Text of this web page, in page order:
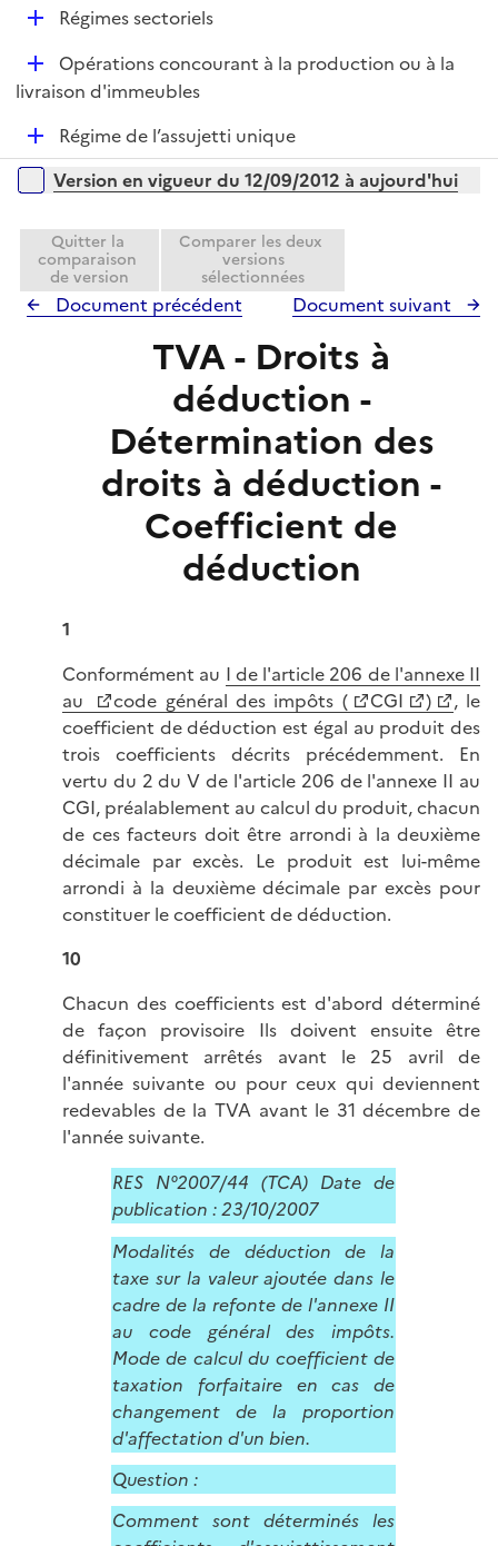
e
D
l
r
Régimes sectoriels
D
é
e
r
Opérations concourant à la production ou à la
livraison d'immeubles
D
é
p
e
r
Régime de l’assujetti unique
Versions sur la période
Version en vigueur du 12/09/2012 à aujourd'hui
Quitter la
comparaison
de version
Comparer les deux
versions
sélectionnées
Document précédent Document suivant
TVA - Droits à
déduction -
Détermination des
droits à déduction -
Coefficient de
déduction
1
Conformément au I de l'article 206 de l'annexe II
au
code général des impôts ( CGI )
, le
coefficient de déduction est égal au produit des
trois coefficients décrits précédemment. En
vertu du 2 du V de l'article 206 de l'annexe II au
CGI, préalablement au calcul du produit, chacun
de ces facteurs doit être arrondi à la deuxième
décimale par excès. Le produit est lui-même
arrondi à la deuxième décimale par excès pour
constituer le coefficient de déduction.
10
Chacun des coefficients est d'abord déterminé
de façon provisoire Ils doivent ensuite être
définitivement arrêtés avant le 25 avril de
l'année suivante ou pour ceux qui deviennent
redevables de la TVA avant le 31 décembre de
l'année suivante.
RES N°2007/44 (TCA) Date de
publication : 23/10/2007
Modalités de déduction de la
taxe sur la valeur ajoutée dans le
cadre de la refonte de l'annexe II
au code général des impôts.
Mode de calcul du coefficient de
taxation forfaitaire en cas de
changement de la proportion
d'affectation d'un bien.
Question :
Comment sont déterminés les